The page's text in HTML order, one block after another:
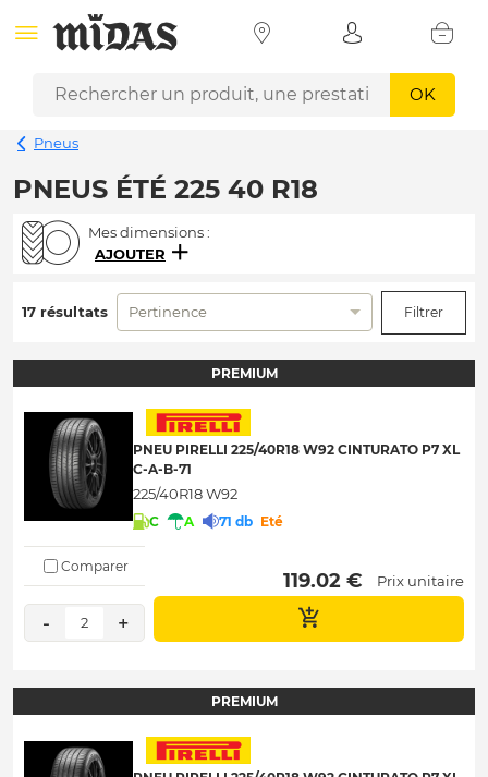
OK
Pneus
PNEUS ÉTÉ 225 40 R18
Mes dimensions :
AJOUTER
17 résultats Pertinence Filtrer
PREMIUM
PNEU PIRELLI 225/40R18 W92 CINTURATO P7 XL
C-A-B-71
225/40R18 W92
C A 71 db Eté
Comparer
- 2 +
119.02 € Prix unitaire
PREMIUM